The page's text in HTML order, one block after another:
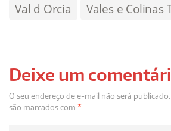
Val d Orcia
Vales e Colinas
Deixe um
O seu endereço de e-mail não será publicado.
são marcados com *